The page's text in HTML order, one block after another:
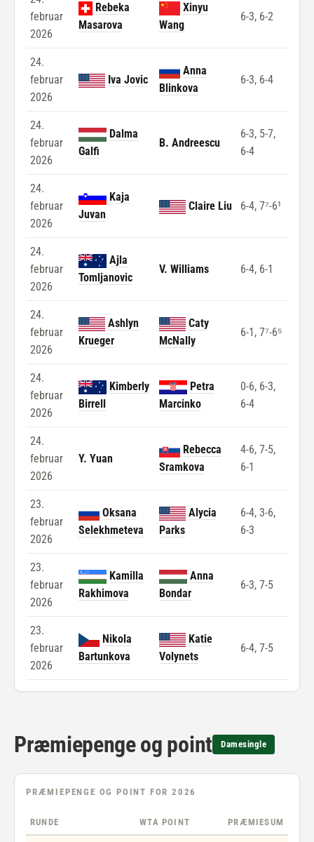
februar
2026
Rebeka
Masarova
Xinyu
Wang
6-3, 6-2
24.
februar
2026
Iva Jovic
Anna
Blinkova
6-3, 6-4
24.
februar
2026
Dalma
Galfi
B. Andreescu
6-3, 5-7,
6-4
24.
februar
2026
Kaja
Juvan
Claire Liu 6-4, 7⁷-6¹
24.
februar
2026
Ajla
Tomljanovic
V. Williams 6-4, 6-1
24.
februar
2026
Ashlyn
Krueger
Caty
McNally
6-1, 7⁷-6⁵
24.
februar
2026
Kimberly
Birrell
Petra
Marcinko
0-6, 6-3,
6-4
24.
februar
2026
Y. Yuan
Rebecca
Sramkova
4-6, 7-5,
6-1
23.
februar
2026
Oksana
Selekhmeteva
Alycia
Parks
6-4, 3-6,
6-3
23.
februar
2026
Kamilla
Rakhimova
Anna
Bondar
6-3, 7-5
23.
februar
2026
Nikola
Bartunkova
Katie
Volynets
6-4, 7-5
Præmiepenge og point Damesingle
PRÆMIEPENGE OG POINT FOR 2026
RUNDE WTA POINT PRÆMIESUM